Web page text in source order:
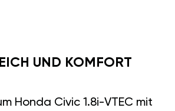
UND KOMFORT
Honda Civic 1.8i-VTEC mit